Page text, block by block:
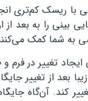
با ریسک
بینی را به بعد
شما کمک می‌کنند
تغییر در
بعد از تغییر
کند. آن‌گاه